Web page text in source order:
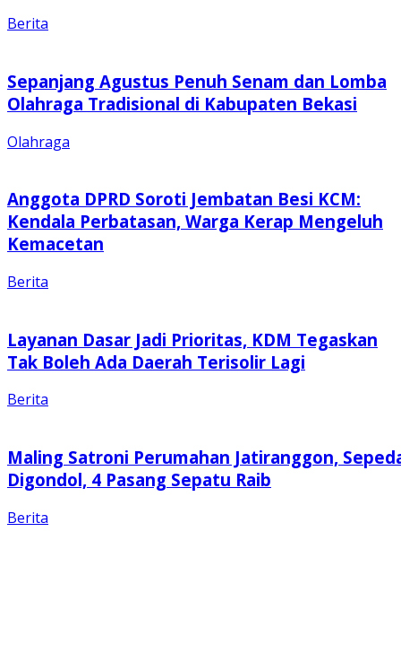
Berita
Sepanjang Agustus Penuh Senam dan Lomba
Olahraga Tradisional di Kabupaten Bekasi
Olahraga
Anggota DPRD Soroti Jembatan Besi KCM:
Kendala Perbatasan, Warga Kerap Mengeluh
Kemacetan
Berita
Layanan Dasar Jadi Prioritas, KDM Tegaskan
Tak Boleh Ada Daerah Terisolir Lagi
Berita
Maling Satroni Perumahan Jatiranggon,
Digondol, 4 Pasang Sepatu Raib
Berita